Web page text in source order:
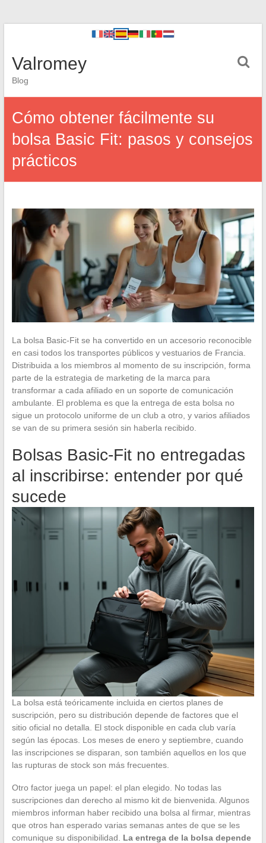
Valromey
Blog
Cómo obtener fácilmente su
bolsa Basic Fit: pasos y consejos
prácticos
La bolsa Basic-Fit se ha convertido en un accesorio reconocible
en casi todos los transportes públicos y vestuarios de Francia.
Distribuida a los miembros al momento de su inscripción, forma
parte de la estrategia de marketing de la marca para
transformar a cada afiliado en un soporte de comunicación
ambulante. El problema es que la entrega de esta bolsa no
sigue un protocolo uniforme de un club a otro, y varios afiliados
se van de su primera sesión sin haberla recibido.
Bolsas Basic-Fit no entregadas
al inscribirse: entender por qué
sucede
La bolsa está teóricamente incluida en ciertos planes de
suscripción, pero su distribución depende de factores que el
sitio oficial no detalla. El stock disponible en cada club varía
según las épocas. Los meses de enero y septiembre, cuando
las inscripciones se disparan, son también aquellos en los que
las rupturas de stock son más frecuentes.
Otro factor juega un papel: el plan elegido. No todas las
suscripciones dan derecho al mismo kit de bienvenida. Algunos
miembros informan haber recibido una bolsa al firmar, mientras
que otros han esperado varias semanas antes de que se les
comunique su disponibilidad. La entrega de la bolsa depende